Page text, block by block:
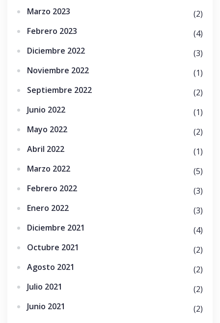
Marzo 2023
(2)
Febrero 2023
(4)
Diciembre 2022
(3)
Noviembre 2022
(1)
Septiembre 2022
(2)
Junio 2022
(1)
Mayo 2022
(2)
Abril 2022
(1)
Marzo 2022
(5)
Febrero 2022
(3)
Enero 2022
(3)
Diciembre 2021
(4)
Octubre 2021
(2)
Agosto 2021
(2)
Julio 2021
(2)
Junio 2021
(2)